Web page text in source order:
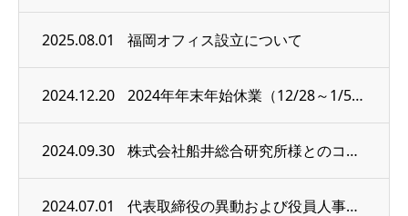
2025.08.01 福岡オフィス設立について
2024.12.20 2024年年末年始休業（12/28～1/5）のお知らせ
2024.09.30 株式会社船井総合研究所様とのコラボセミナー「OB顧客の活性化を図るLTV最大化戦略」開...
2024.07.01 代表取締役の異動および役員人事について